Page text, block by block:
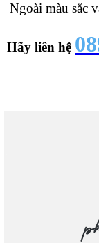
Ngoài màu sắc
Hãy liên hệ